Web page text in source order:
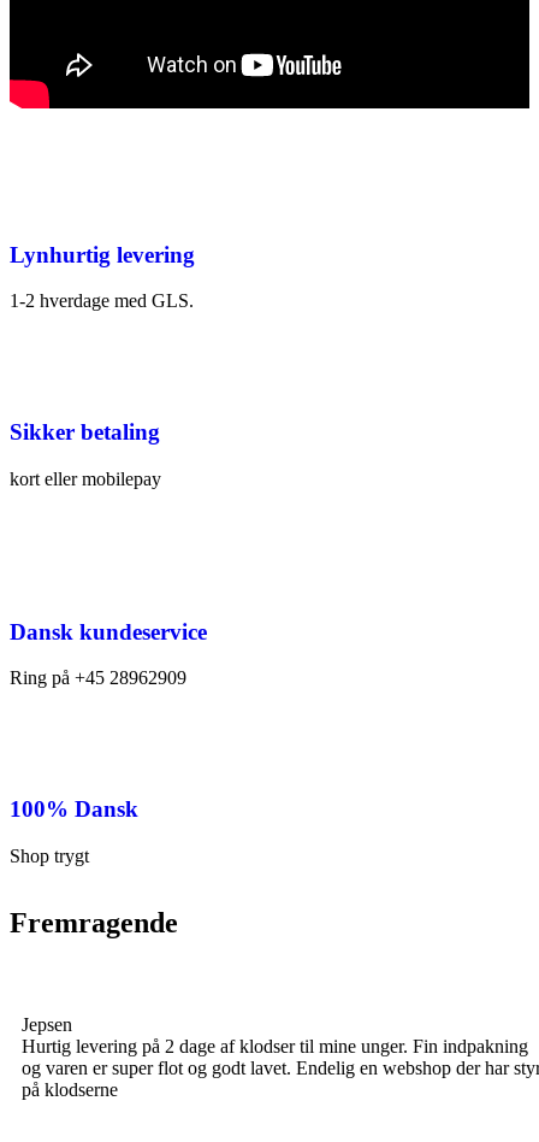
Lynhurtig levering
1-2 hverdage med GLS.
Sikker betaling
kort eller mobilepay
Dansk kundeservice
Ring på +45 28962909
100% Dansk
Shop trygt
Fremragende
Jepsen
Hurtig levering på 2 dage af klodser til mine unger. Fin indpakning
og varen er super flot og godt lavet. Endelig en webshop der har
på klodserne